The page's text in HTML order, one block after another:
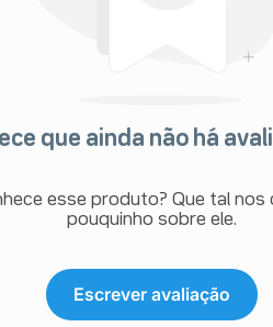
que ainda não há
esse produto? Que tal nos
pouquinho sobre ele.
Escrever avaliação